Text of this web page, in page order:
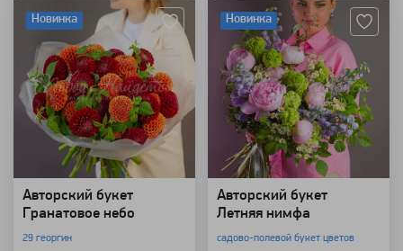
Новинка
Авторский букет
Гранатовое небо
29 георгин
Новинка
Авторский букет
Летняя нимфа
садово-полевой букет цветов